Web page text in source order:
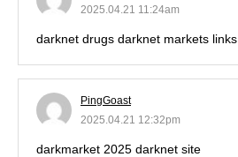
2025.04.21 11:24am
darknet drugs darknet markets links
PingGoast
2025.04.21 12:32pm
darkmarket 2025 darknet site